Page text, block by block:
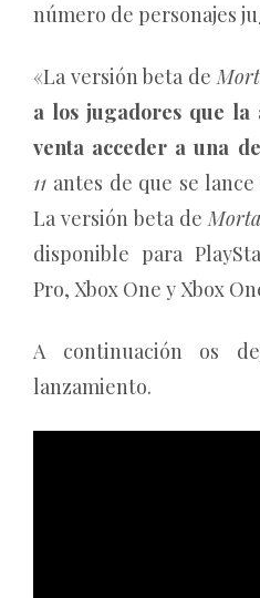
número de personajes
«La versión beta de
a los jugadores que
venta acceder a una
11 antes de que se
La versión beta de
disponible para
Pro, Xbox One y Xbox
A continuación os
lanzamiento.